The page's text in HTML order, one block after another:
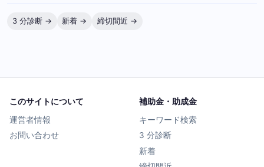
3 分診断 → 新着 → 締切間近 →
このサイトについて
運営者情報
お問い合わせ
補助金・助成金
キーワード検索
3 分診断
新着